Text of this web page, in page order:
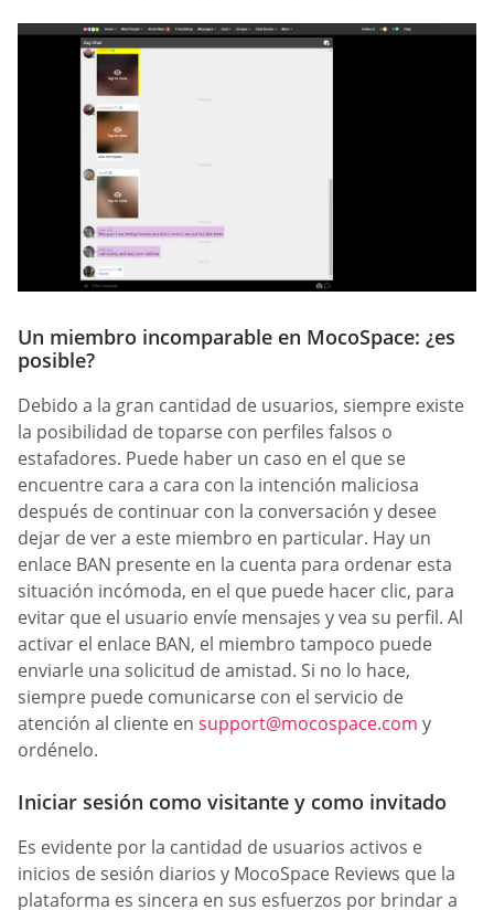
Un miembro incomparable en MocoSpace: ¿es
posible?
Debido a la gran cantidad de usuarios, siempre existe
la posibilidad de toparse con perfiles falsos o
estafadores. Puede haber un caso en el que se
encuentre cara a cara con la intención maliciosa
después de continuar con la conversación y desee
dejar de ver a este miembro en particular. Hay un
enlace BAN presente en la cuenta para ordenar esta
situación incómoda, en el que puede hacer clic, para
evitar que el usuario envíe mensajes y vea su perfil. Al
activar el enlace BAN, el miembro tampoco puede
enviarle una solicitud de amistad. Si no lo hace,
siempre puede comunicarse con el servicio de
atención al cliente en support@mocospace.com y
ordénelo.
Iniciar sesión como visitante y como invitado
Es evidente por la cantidad de usuarios activos e
inicios de sesión diarios y MocoSpace Reviews que la
plataforma es sincera en sus esfuerzos por brindar a